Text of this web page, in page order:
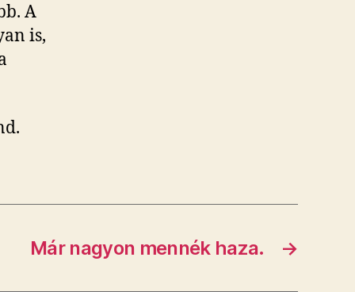
A
is,
→
Már nagyon mennék haza.